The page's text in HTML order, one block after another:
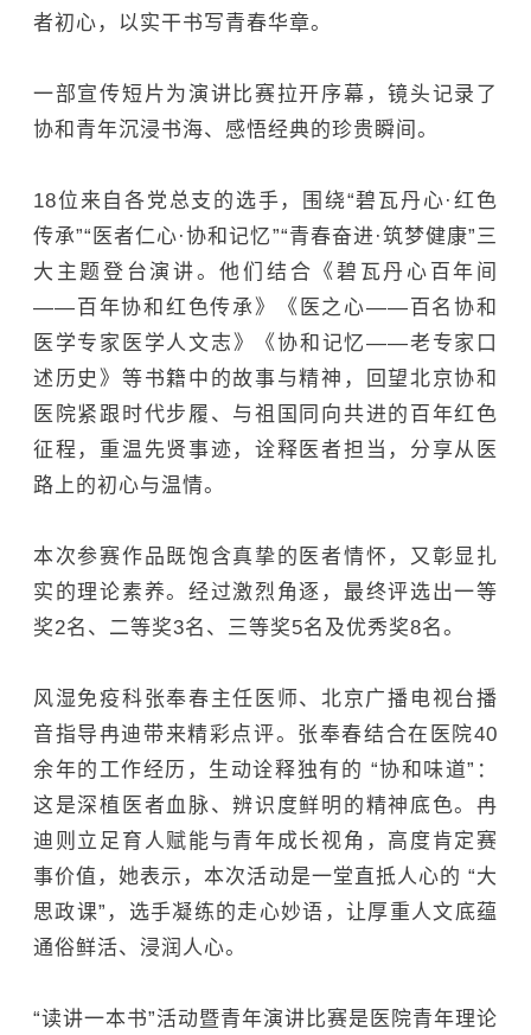
者初心，以实干书写青春华章。
一部宣传短片为演讲比赛拉开序幕 ，镜头记录了
协和青年沉浸书海、感悟经典的珍贵瞬间。
18位来自各党总支的选手，围绕“碧瓦丹心·红色
传承”“医者仁心·协和记忆”“青春奋进·筑梦健康”三
大主题登台演讲。他们 结合 《碧瓦丹心百年间
——百年协和红色传承》《医之心——百名协和
医学专家医学人文志》《协和记忆——老专家口
述历史》等书籍中的故事与精神，
回望北京协和
医院紧跟时代步履、与祖国同向共进的百年红色
征程，重温先贤事迹，诠释医者担当，分享从医
路上的初心与温情。
本次参赛作品既饱含真挚的医者情怀，又彰显扎
实的理论素养。经过激烈角逐，最终评选出一等
奖2名、二等奖3名、三等奖5名及优秀奖8名。
风湿免疫科张奉春主任医师、北京广播电视台播
音指导冉迪带来精彩点评。 张奉春结合在医院40
余年的工作经历，生动诠释独有的 “协和味道”：
这是深植医者血脉、辨识度鲜明的精神底色。冉
迪则立足育人赋能与青年成长视角，高度肯定赛
事价值，她表示，本次活动是一堂直抵人心的 “大
思政课”，选手凝练的走心妙语 ，让厚重人文底蕴
通俗鲜活、浸润人心。
“读讲一本书”活动暨青年演讲比赛是医院青年理论